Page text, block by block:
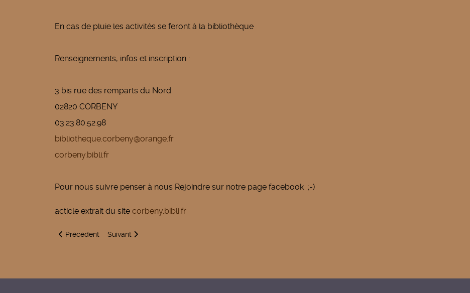
En cas de pluie les activités se feront à la bibliothèque
Renseignements, infos et inscription :
3 bis rue des remparts du Nord
02820 CORBENY
03.23.80.52.98
bibliotheque.corbeny@orange.fr
corbeny.bibli.fr
Pour nous suivre penser à nous Rejoindre sur notre page facebook ;-)
acticle extrait du site corbeny.bibli.fr
Article précédent : Bibliothèque - extension de la durée de prêt
Précédent Article suivant : Circuit thématique
Suivant